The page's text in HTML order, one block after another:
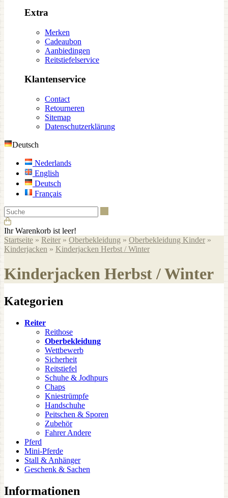
Extra
Merken
Cadeaubon
Aanbiedingen
Reitstiefelservice
Klantenservice
Contact
Retourneren
Sitemap
Datenschutzerklärung
Deutsch
Nederlands
English
Deutsch
Français
Ihr Warenkorb ist leer!
Startseite » Reiter » Oberbekleidung » Oberbekleidung Kinder »
Kinderjacken » Kinderjacken Herbst / Winter
Kinderjacken Herbst / Winter
Kategorien
Reiter
Reithose
Oberbekleidung
Wettbewerb
Sicherheit
Reitstiefel
Schuhe & Jodhpurs
Chaps
Kniestrümpfe
Handschuhe
Peitschen & Sporen
Zubehör
Fahrer Andere
Pferd
Mini-Pferde
Stall & Anhänger
Geschenk & Sachen
Informationen